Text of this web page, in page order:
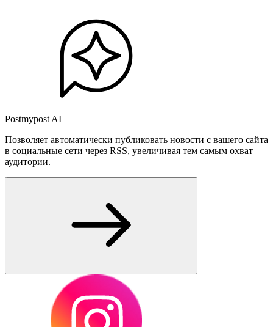
Postmypost AI
Позволяет автоматически публиковать новости с вашего сайта
в социальные сети через RSS, увеличивая тем самым охват
аудитории.